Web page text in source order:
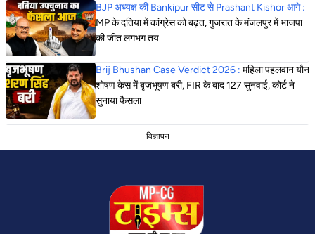
BJP अध्यक्ष की Bankipur सीट से Prashant Kishor आगे :
MP के दतिया में कांग्रेस को बढ़त, गुजरात के मंजलपुर में भाजपा
की जीत लगभग तय
Brij Bhushan Case Verdict 2026 : महिला पहलवान यौन
शोषण केस में बृजभूषण बरी, FIR के बाद 127 सुनवाई, कोर्ट ने
सुनाया फैसला
विज्ञापन